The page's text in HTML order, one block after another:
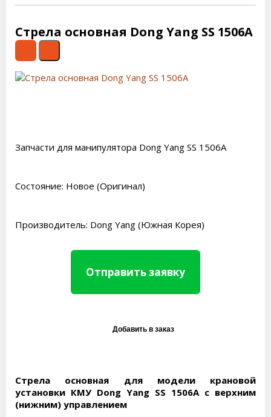
Стрела основная Dong Yang SS 1506A
Запчасти для манипулятора Dong Yang SS 1506A
Состояние: Новое (Оригинал)
Производитель: Dong Yang (Южная Корея)
Отправить заявку
Стрела основная для модели крановой
установки КМУ Dong Yang SS 1506A с верхним
(нижним) управлением